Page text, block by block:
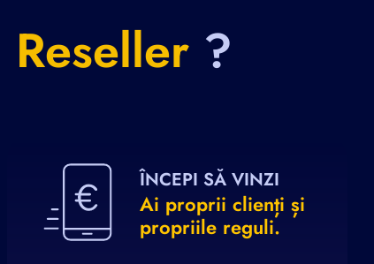
Reseller?
ÎNCEPI SĂ VINZI
Ai proprii clienți și
propriile reguli.